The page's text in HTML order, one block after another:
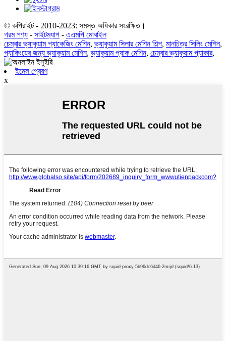
© কপিরাইট - 2010-2023: সমস্ত অধিকার সংরক্ষিত।
গরম পণ্য - সাইটম্যাপ - এএমপি মোবাইল
চেম্বার ভ্যাকুয়াম প্যাকেজিং মেশিন,ভ্যাকুয়াম সিলার মেশিন শিল্প, মানচিত্র সিলিং মেশিন,
প্যাকিংয়ের জন্য ভ্যাকুয়াম মেশিন,ভ্যাকুয়াম প্যাক মেশিন, চেম্বার ভ্যাকুয়াম প্যাকার,
ইমেল প্রেরণ
x